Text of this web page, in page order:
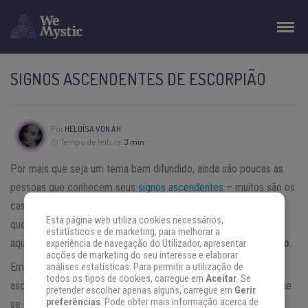
SIGNOS ASCENDENTES DE ESCORPIÃO
Por HELOÍSA VON AH
Tempo de leitura: 3 min
Por mais que seja um tema bem difundido, ainda são poucas as
pessoas que conhecem seus signos ascendentes – muitos são os
casos em que já se ouviu falar a respeito, porém quando
questionadas, não sabem realmente sobre o que se trata. Veja
aqui as características dosSignos Ascendentes de Escorpião.
Em termos práticos, quando se diz que uma pessoa possui seu
ascendente em Escorpião, isso significa que este era o signo que
se erguia no horizonte no exato momento de seu nascimento.
Esta página web utiliza cookies necessários,
estatísticos e de marketing, para melhorar a
experiência de navegação do Utilizador, apresentar
acções de marketing do seu interesse e elaborar
análises estatísticas. Para permitir a utilização de
todos os tipos de cookies, carregue em Aceitar. Se
pretender escolher apenas alguns, carregue em Gerir
preferências. Pode obter mais informação acerca de